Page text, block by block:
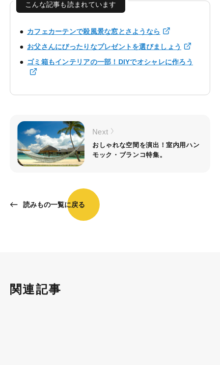
こんな記事も読まれています
カフェカーテンで殺風景な窓とさようなら
お父さんにぴったりなプレゼントを選びましょう
ゴミ箱もインテリアの一部！DIYでオシャレに作ろう
読みもの一覧に戻る
Next
おしゃれな空間を演出！室内用ハン
モック・ブランコ特集。
関連記事